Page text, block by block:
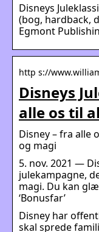
Disneys
(bog, hardback,
Egmont
http s://
Disneys
alle os til
Disney – fra alle
og magi
5. nov. 2021 —
julekampagne,
magi. Du kan
‘Bonusfar’
Disney har
skal sprede